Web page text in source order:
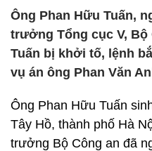
Ông Phan Hữu Tuấn,
trưởng Tổng cục V, Bộ
Tuấn bị khởi tố, lệnh
vụ án ông Phan Văn
Ông Phan Hữu Tuấn
Tây Hồ, thành phố Hà
trưởng Bộ Công an đã